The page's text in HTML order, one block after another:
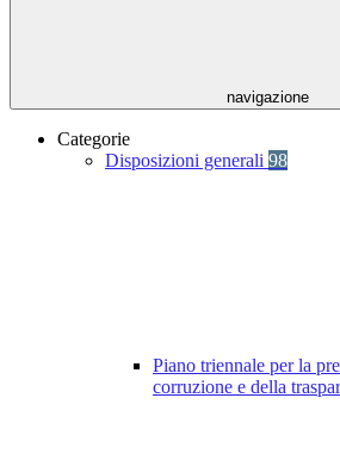
navigazione
Categorie
Disposizioni generali 98
Piano triennale per la
corruzione e della